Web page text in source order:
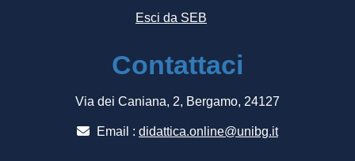
Esci da SEB
Contattaci
Via dei Caniana, 2, Bergamo, 24127
Email : didattica.online@unibg.it